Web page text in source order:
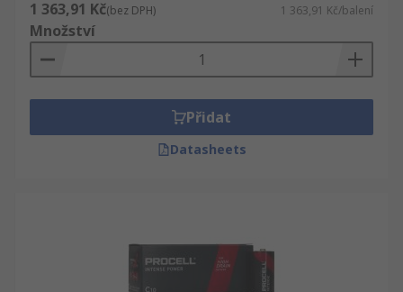
1 363,91 Kč(bez DPH) 1 363,91 Kč/balení
Množství
Přidat
Datasheets